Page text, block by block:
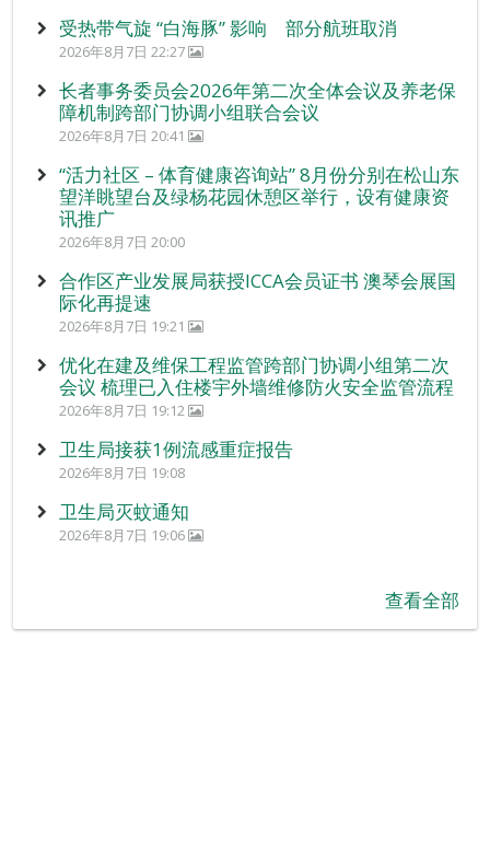
受热带气旋 “白海豚” 影响 部分航班取消
2026年8月7日 22:27
长者事务委员会2026年第二次全体会议及养老保
障机制跨部门协调小组联合会议
2026年8月7日 20:41
“活力社区 – 体育健康咨询站” 8月份分别在松山东
望洋眺望台及绿杨花园休憩区举行，设有健康资
讯推广
2026年8月7日 20:00
合作区产业发展局获授ICCA会员证书 澳琴会展国
际化再提速
2026年8月7日 19:21
优化在建及维保工程监管跨部门协调小组第二次
会议 梳理已入住楼宇外墙维修防火安全监管流程
2026年8月7日 19:12
卫生局接获1例流感重症报告
2026年8月7日 19:08
卫生局灭蚊通知
2026年8月7日 19:06
查看全部